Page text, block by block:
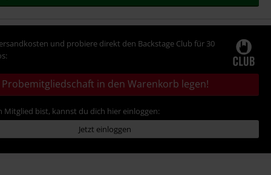
und probiere direkt den Backstage Club für 30
Probemitgliedschaft in den Warenkorb legen!
Mitglied bist, kannst du dich hier einloggen:
Jetzt einloggen